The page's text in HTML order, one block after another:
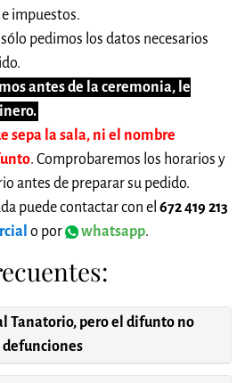
impuestos.
sólo pedimos los datos necesarios
antes de la ceremonia, le
sepa la sala, ni el nombre
. Comprobaremos los horarios y
antes de preparar su pedido.
puede contactar con el 672 419 213
o por whatsapp.
Tanatorio, pero el difunto no
defunciones